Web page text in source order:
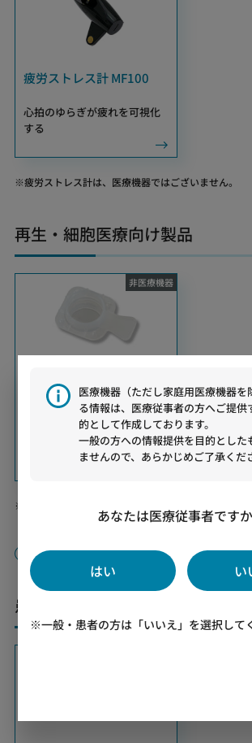
疲労ストレス計 MF100
心拍のゆらぎが疲れを可視化
する
疲労ストレス計は、医療機器ではございません。
再生・細胞医療向け製品
非医療機器
細胞向け分画フィルタ
CELLNETTA MZM1シリー
細胞処理を短時間・高精度に
Please click here to view English page
患者の方向け サポートページ
医療機器（ただし家庭用医療機器を
る情報は、医療従事者の方へご提供
的として作成しております。
一般の方への情報提供を目的とした
ませんので、あらかじめご了承くだ
あなたは医療従事者です
はい い
※一般・患者の方は「いいえ」を選択して